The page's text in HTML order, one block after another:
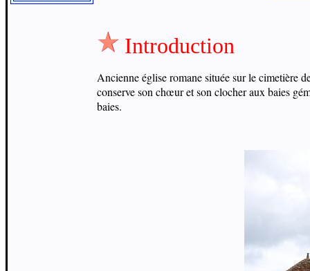
Introduction
Ancienne église romane située sur le cimetière
conserve son chœur et son clocher aux baies
baies.